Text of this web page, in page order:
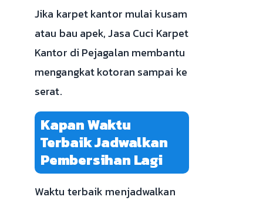
Jika karpet kantor mulai kusam
atau bau apek, Jasa Cuci Karpet
Kantor di Pejagalan membantu
mengangkat kotoran sampai ke
serat.
Kapan Waktu
Terbaik Jadwalkan
Pembersihan Lagi
Waktu terbaik menjadwalkan